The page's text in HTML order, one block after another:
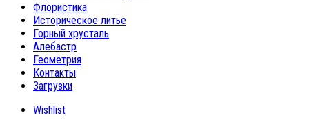
Флористика
Историческое литье
Горный хрусталь
Алебастр
Геометрия
Контакты
Загрузки
Wishlist